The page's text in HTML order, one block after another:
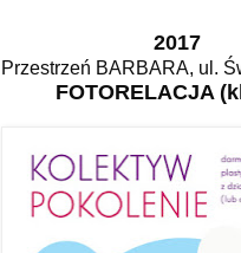
2017
BARBARA, ul.
FOTORELACJA